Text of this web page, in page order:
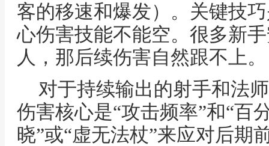
客的移速和爆发）。关键技
心伤害技能不能空。很多新
人，那后续伤害自然跟不上。
对于持续输出的射手和法
伤害核心是“攻击频率”和“百
晓”或“虚无法杖”来应对后期